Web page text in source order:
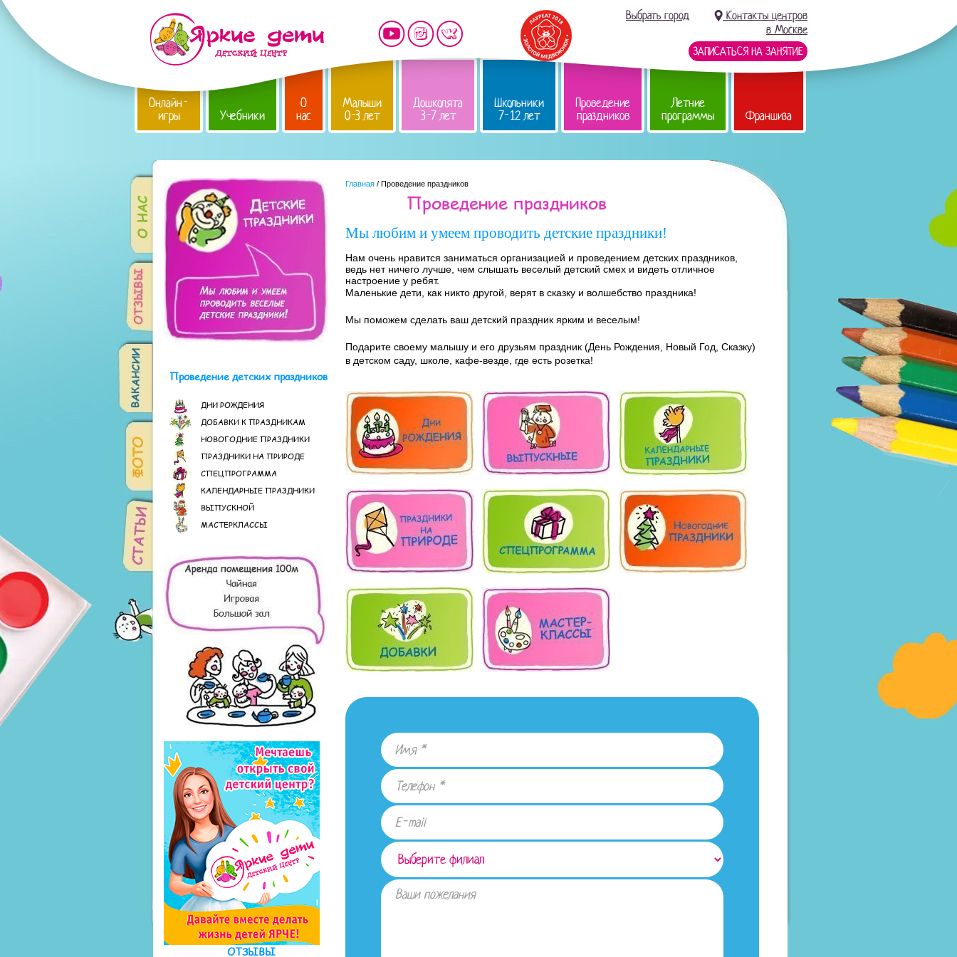
Выбрать город
Контакты центров
в Москве
ЗАПИСАТЬСЯ НА ЗАНЯТИЕ
Онлайн-
игры Учебники
О
нас
Малыши
0-3 лет
Дошколята
3-7 лет
Школьники
7-12 лет
Проведение
праздников
Летние
программы Франшиза
Проведение детских праздников
ДНИ РОЖДЕНИЯ
ДОБАВКИ К ПРАЗДНИКАМ
НОВОГОДНИЕ ПРАЗДНИКИ
ПРАЗДНИКИ НА ПРИРОДЕ
СПЕЦПРОГРАММА
КАЛЕНДАРНЫЕ ПРАЗДНИКИ
ВЫПУСКНОЙ
МАСТЕРКЛАССЫ
ОТЗЫВЫ
Главная / Проведение праздников
Проведение праздников
Мы любим и умеем проводить детские праздники!
Нам очень нравится заниматься организацией и проведением детских праздников,
ведь нет ничего лучше, чем слышать веселый детский смех и видеть отличное
настроение у ребят.
Маленькие дети, как никто другой, верят в сказку и волшебство праздника!
Мы поможем сделать ваш детский праздник ярким и веселым!
Подарите своему малышу и его друзьям праздник (День Рождения, Новый Год, Сказку)
в детском саду, школе, кафе-везде, где есть розетка!